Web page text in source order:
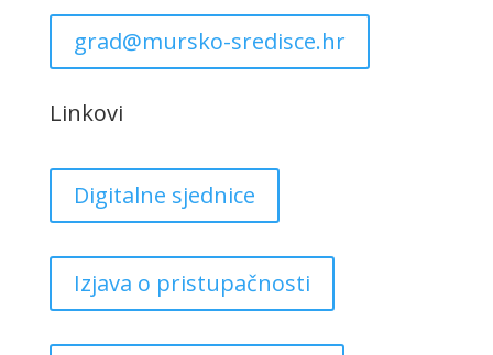
grad@mursko-sredisce.hr
Linkovi
Digitalne sjednice
Izjava o pristupačnosti